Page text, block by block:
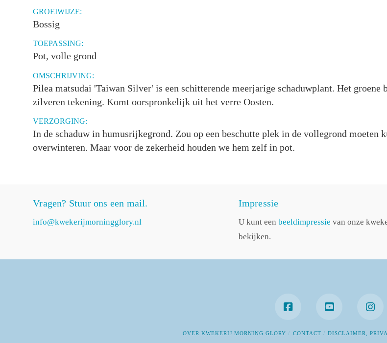
GROEIWIJZE:
Bossig
TOEPASSING:
Pot, volle grond
OMSCHRIJVING:
Pilea matsudai 'Taiwan Silver' is een schitterende meerjarige schaduwplant. Het groene
zilveren tekening. Komt oorspronkelijk uit het verre Oosten.
VERZORGING:
In de schaduw in humusrijkegrond. Zou op een beschutte plek in de vollegrond moeten
overwinteren. Maar voor de zekerheid houden we hem zelf in pot.
Vragen? Stuur ons een mail.
info@kwekerijmorningglory.nl
Impressie
U kunt een beeldimpressie van onze
bekijken.
OVER KWEKERIJ MORNING GLORY CONTACT DISCLAIMER,